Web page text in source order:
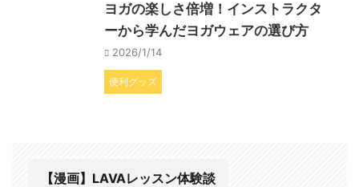
ヨガの楽しさ倍増！インストラクタ
ーから学んだヨガウェアの選び方
2026/1/14
便利グッズ
【漫画】LAVAレッスン体験談